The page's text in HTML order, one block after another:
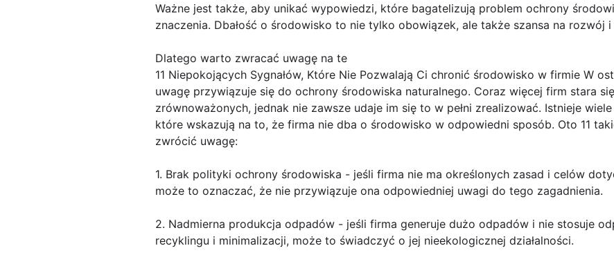
Ważne jest także, aby unikać wypowiedzi, które bagatelizują problem ochrony
znaczenia. Dbałość o środowisko to nie tylko obowiązek, ale także szansa na rozwój i
Dlatego warto zwracać uwagę na te
11 Niepokojących Sygnałów, Które Nie Pozwalają Ci chronić środowisko w firmie W
uwagę przywiązuje się do ochrony środowiska naturalnego. Coraz więcej firm stara
zrównoważonych, jednak nie zawsze udaje im się to w pełni zrealizować. Istnieje
które wskazują na to, że firma nie dba o środowisko w odpowiedni sposób. Oto 11
zwrócić uwagę:
1. Brak polityki ochrony środowiska - jeśli firma nie ma określonych zasad i celów
może to oznaczać, że nie przywiązuje ona odpowiedniej uwagi do tego zagadnienia.
2. Nadmierna produkcja odpadów - jeśli firma generuje dużo odpadów i nie stosuje
recyklingu i minimalizacji, może to świadczyć o jej nieekologicznej działalności.